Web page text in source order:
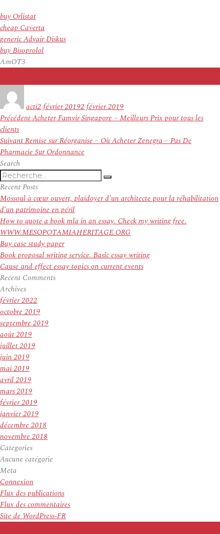
buy Orlistat
cheap Caverta
generic Advair Diskus
buy Bisoprolol
AmOT3
actile
2 février 20192 février 2019
Navigation
de
l’article
PrécédentArticle
Acheter Famvir Singapore – Meilleurs Prix pour tous les
clients
SuivantArticle
suivant :
Remise sur Réorganise – Où Acheter Zenegra – Pas De
Pharmacie Sur Ordonnance
Search
Recherche
pour
:
Recherche
Recent Posts
Mossoul à cœur ouvert, plaidoyer d’un architecte pour la réhabilitation
d’un patrimoine en péril
How to quote a book mla in an essay. Check my writing free.
WWW.MESOPOTAMIAHERITAGE.ORG
Buy case study paper
Book proposal writing service. Basic essay writing
Cause and effect essay topics on current events
Recent Comments
Archives
février 2022
octobre 2019
septembre 2019
août 2019
juillet 2019
juin 2019
mai 2019
avril 2019
mars 2019
février 2019
janvier 2019
décembre 2018
novembre 2018
Categories
Aucune catégorie
Meta
Connexion
Flux des publications
Flux des commentaires
Site de WordPress-FR